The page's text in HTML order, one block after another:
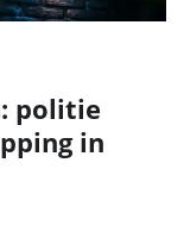
politie
in